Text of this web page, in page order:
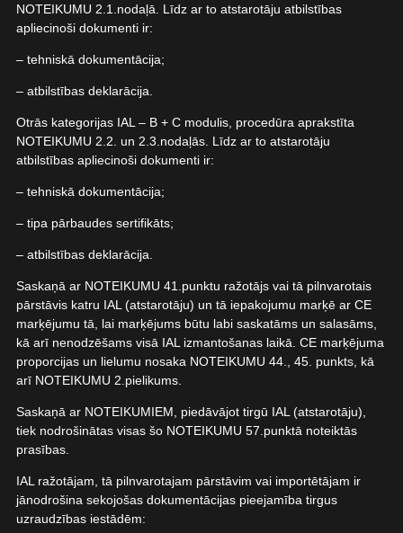
NOTEIKUMU 2.1.nodaļā. Līdz ar to atstarotāju atbilstības
apliecinoši dokumenti ir:
– tehniskā dokumentācija;
– atbilstības deklarācija.
Otrās kategorijas IAL – B + C modulis, procedūra aprakstīta
NOTEIKUMU 2.2. un 2.3.nodaļās. Līdz ar to atstarotāju
atbilstības apliecinoši dokumenti ir:
– tehniskā dokumentācija;
– tipa pārbaudes sertifikāts;
– atbilstības deklarācija.
Saskaņā ar NOTEIKUMU 41.punktu ražotājs vai tā pilnvarotais
pārstāvis katru IAL (atstarotāju) un tā iepakojumu marķē ar CE
marķējumu tā, lai marķējums būtu labi saskatāms un salasāms,
kā arī nenodzēšams visā IAL izmantošanas laikā. CE marķējuma
proporcijas un lielumu nosaka NOTEIKUMU 44., 45. punkts, kā
arī NOTEIKUMU 2.pielikums.
Saskaņā ar NOTEIKUMIEM, piedāvājot tirgū IAL (atstarotāju),
tiek nodrošinātas visas šo NOTEIKUMU 57.punktā noteiktās
prasības.
IAL ražotājam, tā pilnvarotajam pārstāvim vai importētājam ir
jānodrošina sekojošas dokumentācijas pieejamība tirgus
uzraudzības iestādēm: